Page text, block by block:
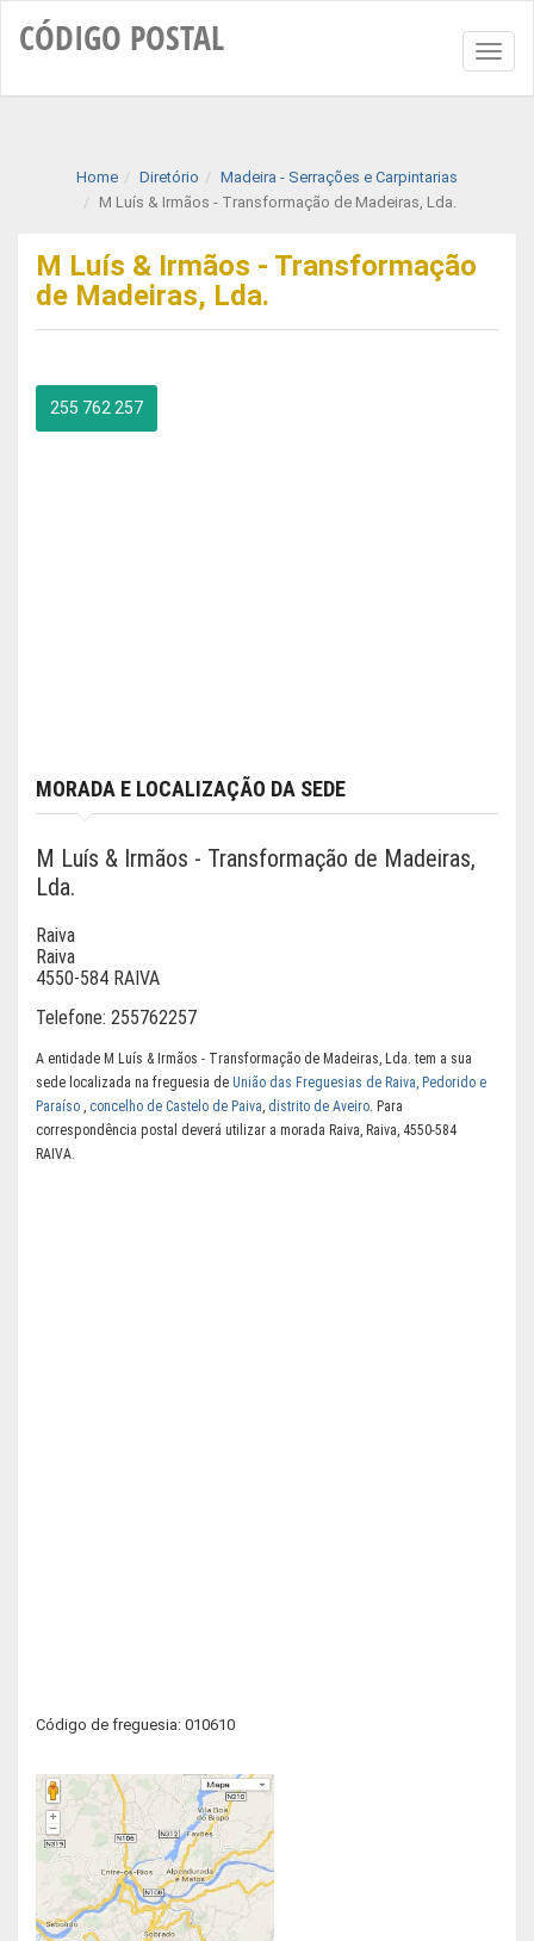
CÓDIGO POSTAL
Home Diretório
Madeira - Serrações e Carpintarias
M Luís & Irmãos - Transformação de Madeiras, Lda.
M Luís & Irmãos - Transformação
de Madeiras, Lda.
255 762 257
MORADA E LOCALIZAÇÃO DA SEDE
M Luís & Irmãos - Transformação de Madeiras,
Lda.
Raiva
Raiva
4550-584 RAIVA
Telefone: 255762257
A entidade M Luís & Irmãos - Transformação de Madeiras, Lda. tem a sua
sede localizada na freguesia de União das Freguesias de Raiva, Pedorido e
Paraíso , concelho de Castelo de Paiva, distrito de Aveiro. Para
correspondência postal deverá utilizar a morada Raiva, Raiva, 4550-584
RAIVA.
Código de freguesia: 010610